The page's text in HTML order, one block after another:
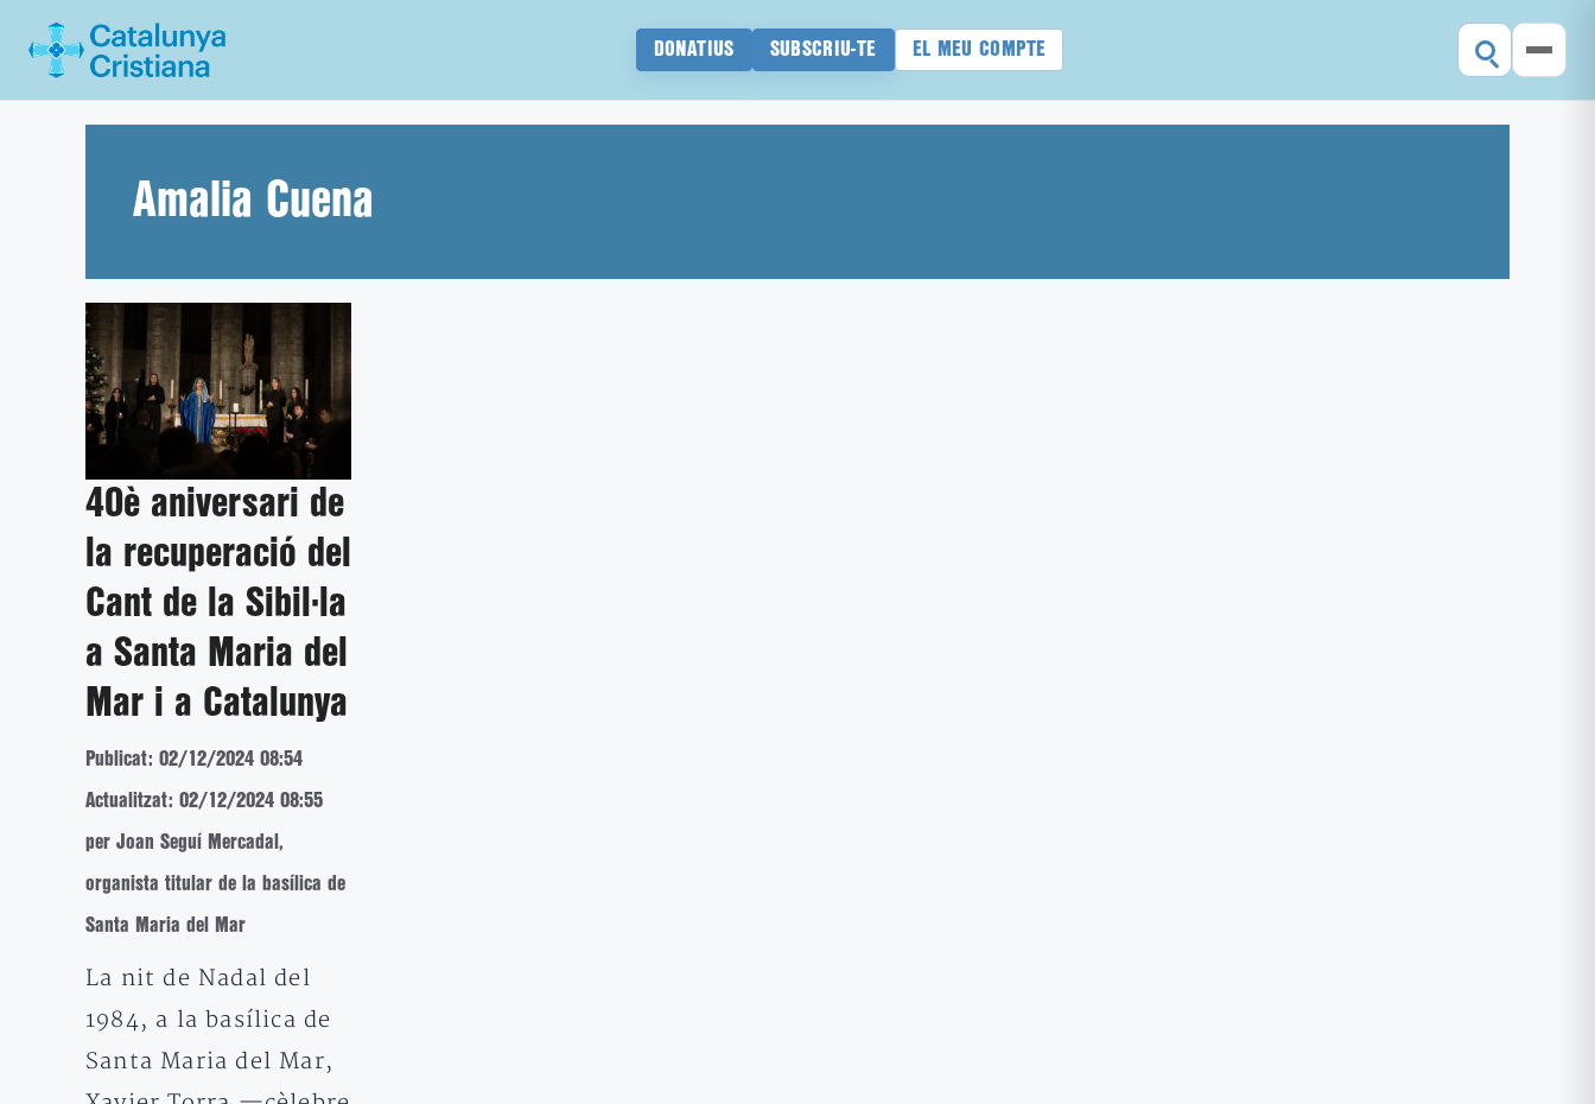
DONATIUS SUBSCRIU-TE EL MEU COMPTE
Amalia Cuena
40è aniversari de
la recuperació del
Cant de la Sibil·la
a Santa Maria del
Mar i a Catalunya
Publicat: 02/12/2024 08:54
Actualitzat: 02/12/2024 08:55
per Joan Seguí Mercadal,
organista titular de la basílica de
Santa Maria del Mar
La nit de Nadal del
1984, a la basílica de
Santa Maria del Mar,